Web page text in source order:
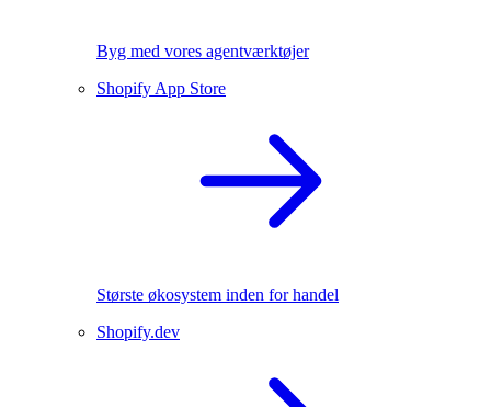
Byg med vores agentværktøjer
Shopify App Store
Største økosystem inden for handel
Shopify.dev